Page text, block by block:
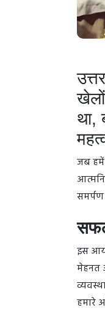
था,
जब हमें
इस
मेहनत
हमारे